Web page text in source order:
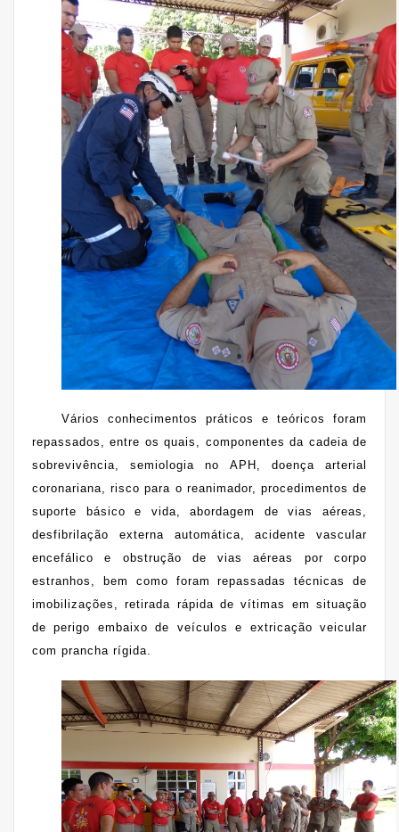
Vários conhecimentos práticos e teóricos foram
repassados, entre os quais, componentes da cadeia de
sobrevivência, semiologia no APH, doença arterial
coronariana, risco para o reanimador, procedimentos de
suporte básico e vida, abordagem de vias aéreas,
desfibrilação externa automática, acidente vascular
encefálico e obstrução de vias aéreas por corpo
estranhos, bem como foram repassadas técnicas de
imobilizações, retirada rápida de vítimas em situação
de perigo embaixo de veículos e extricação veicular
com prancha rígida.